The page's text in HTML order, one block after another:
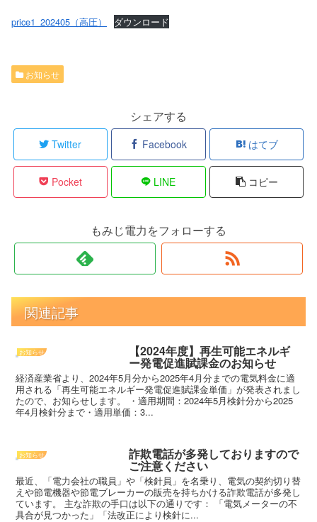
price1_202405（高圧） ダウンロード
お知らせ
シェアする
Twitter Facebook はてブ
Pocket LINE コピー
もみじ電力をフォローする
関連記事
お知らせ 【2024年度】再生可能エネルギ
ー発電促進賦課金のお知らせ
経済産業省より、2024年5月分から2025年4月分までの電気料金に適
用される「再生可能エネルギー発電促進賦課金単価」が発表されまし
たので、お知らせします。 ・適用期間：2024年5月検針分から2025
年4月検針分まで・適用単価：3...
お知らせ 詐欺電話が多発しておりますので
ご注意ください
最近、「電力会社の職員」や「検針員」を名乗り、電気の契約切り替
えや節電機器や節電ブレーカーの販売を持ちかける詐欺電話が多発し
ています。 主な詐欺の手口は以下の通りです： 「電気メーターの不
具合が見つかった」「法改正により検針に...